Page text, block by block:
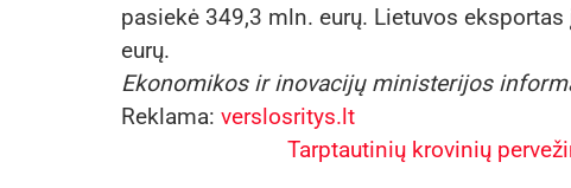
pasiekė 349,3 mln. eurų. Lietuvos
eurų.
Ekonomikos ir inovacijų ministerijos
Reklama: verslosritys.lt
Tarptautinių krovinių